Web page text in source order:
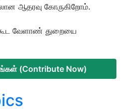
ஆதரவு கோருகிறோம்.
கூட வேளாண் துறையை
(Contribute Now)